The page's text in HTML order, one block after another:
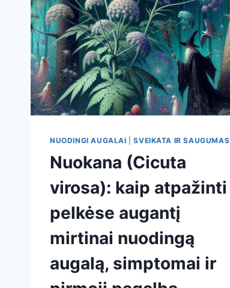
NUODINGI AUGALAI |SVEIKATA IR SAUGUMAS
Nuokana (Cicuta
virosa): kaip atpažinti
pelkėse augantį
mirtinai nuodingą
augalą, simptomai ir